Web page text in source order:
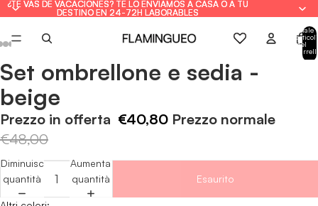
¿TE VAS DE VACACIONES? TE LO ENVIAMOS A CASA O A TU
DESTINO EN 24-72H LABORABLES
¿TE VAS DE VACACIONES? TE LO ENVIAMOS A CASA O A TU
DESTINO EN 24-72H LABORABLES
Totale
articoli
nel
Apri
immagine
a
schermo
Apri
immagine
a
schermo
Apri
immagine
a
schermo
Apri
immagine
a
schermo
Apri
immagine
a
schermo
Set ombrellone e sedia -
beige
Prezzo in offerta €40,80 Prezzo normale
€48,00
Diminuisci
quantità
Aumenta
quantità
Esaurito